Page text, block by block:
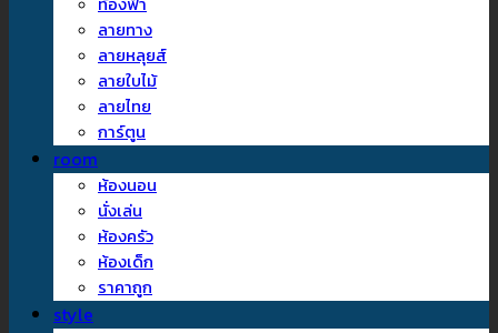
ลายทาง
ลายหลุยส์
ลายใบไม้
ลายไทย
การ์ตูน
room
ห้องนอน
นั่งเล่น
ห้องครัว
ห้องเด็ก
ราคาถูก
style